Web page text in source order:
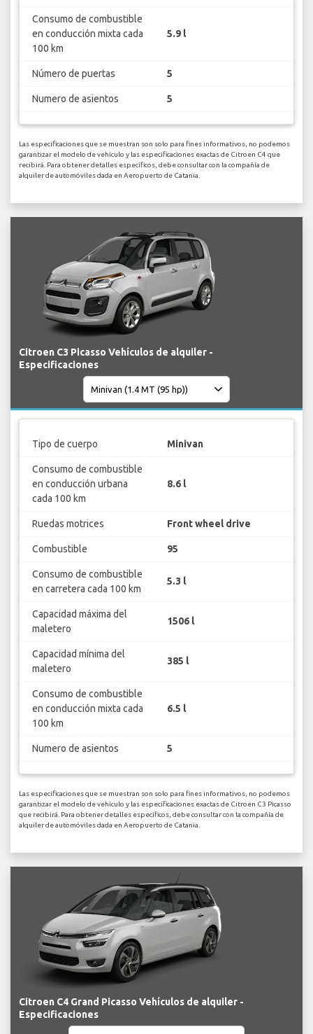
Consumo de combustible
en conducción mixta cada
100 km
5.9 l
Número de puertas 5
Numero de asientos 5
Las especificaciones que se muestran son solo para fines informativos, no podemos
garantizar el modelo de vehículo y las especificaciones exactas de Citroen C4 que
recibirá. Para obtener detalles específicos, debe consultar con la compañía de
alquiler de automóviles dada en Aeropuerto de Catania.
Citroen C3 Picasso Vehículos de alquiler -
Especificaciones
Tipo de cuerpo Minivan
Consumo de combustible
en conducción urbana
cada 100 km
8.6 l
Ruedas motrices Front wheel drive
Combustible 95
Consumo de combustible
en carretera cada 100 km
5.3 l
Capacidad máxima del
maletero
1506 l
Capacidad mínima del
maletero
385 l
Consumo de combustible
en conducción mixta cada
100 km
6.5 l
Numero de asientos 5
Las especificaciones que se muestran son solo para fines informativos, no podemos
garantizar el modelo de vehículo y las especificaciones exactas de Citroen C3 Picasso
que recibirá. Para obtener detalles específicos, debe consultar con la compañía de
alquiler de automóviles dada en Aeropuerto de Catania.
Citroen C4 Grand Picasso Vehículos de alquiler -
Especificaciones